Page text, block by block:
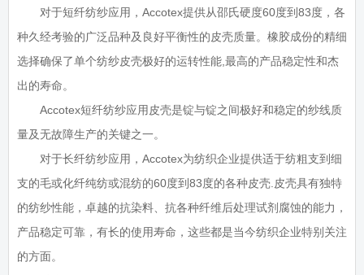
对于短纤纺纱应用，Accotex提供从邵氏硬度60度到83度，各
种久经考验的广泛品种及良好平衡性的皮壳质量。橡胶成份的精细
选择确保了单个纺纱皮壳极好的运转性能,最高的产品稳定性和杰
出的寿命。
Accotex短纤纺纱应用皮壳是锭与锭之间极好和稳定的纱线质
量及无故障生产的关键之一。
对于长纤纺纱应用，Accotex为纺织企业提供适于纺粗支到细
支的毛或化纤纯纺或混纺的60度到83度的各种皮壳.皮壳具有独特
的纺纱性能，卓越的抗染料、抗各种纤维后处理试剂腐蚀的能力，
产品稳定可靠，有长的使用寿命，这些都是当今纺织企业特别关注
的方面。